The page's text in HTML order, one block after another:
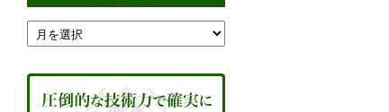
アーカイブ